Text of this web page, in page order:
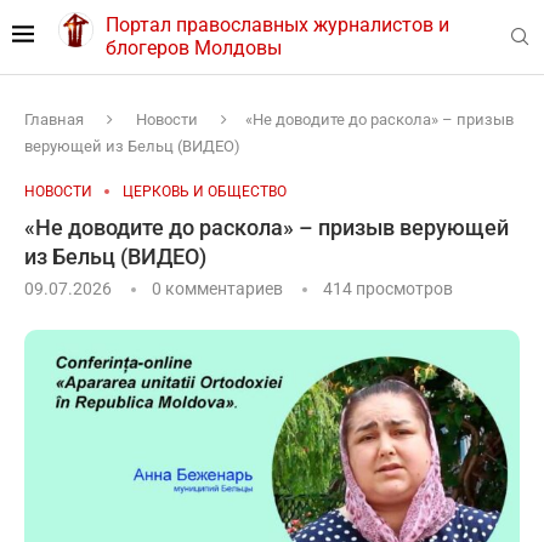
Портал православных журналистов и
блогеров Молдовы
Главная Новости
«Не доводите до раскола» – призыв
верующей из Бельц (ВИДЕО)
НОВОСТИ ЦЕРКОВЬ И ОБЩЕСТВО
«Не доводите до раскола» – призыв верующей
из Бельц (ВИДЕО)
09.07.2026 0 комментариев 414 просмотров